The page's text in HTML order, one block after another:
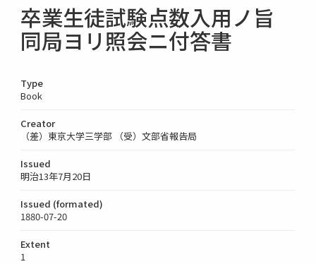
卒業生徒試験点数入用ノ旨
同局ヨリ照会ニ付答書
Type
Book
Creator
（差）東京大学三学部 （受）文部省報告局
Issued
明治13年7月20日
Issued (formated)
1880-07-20
Extent
1